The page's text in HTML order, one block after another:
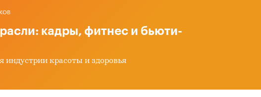
кадры, фитнес и бьюти-
индустрии красоты и здоровья